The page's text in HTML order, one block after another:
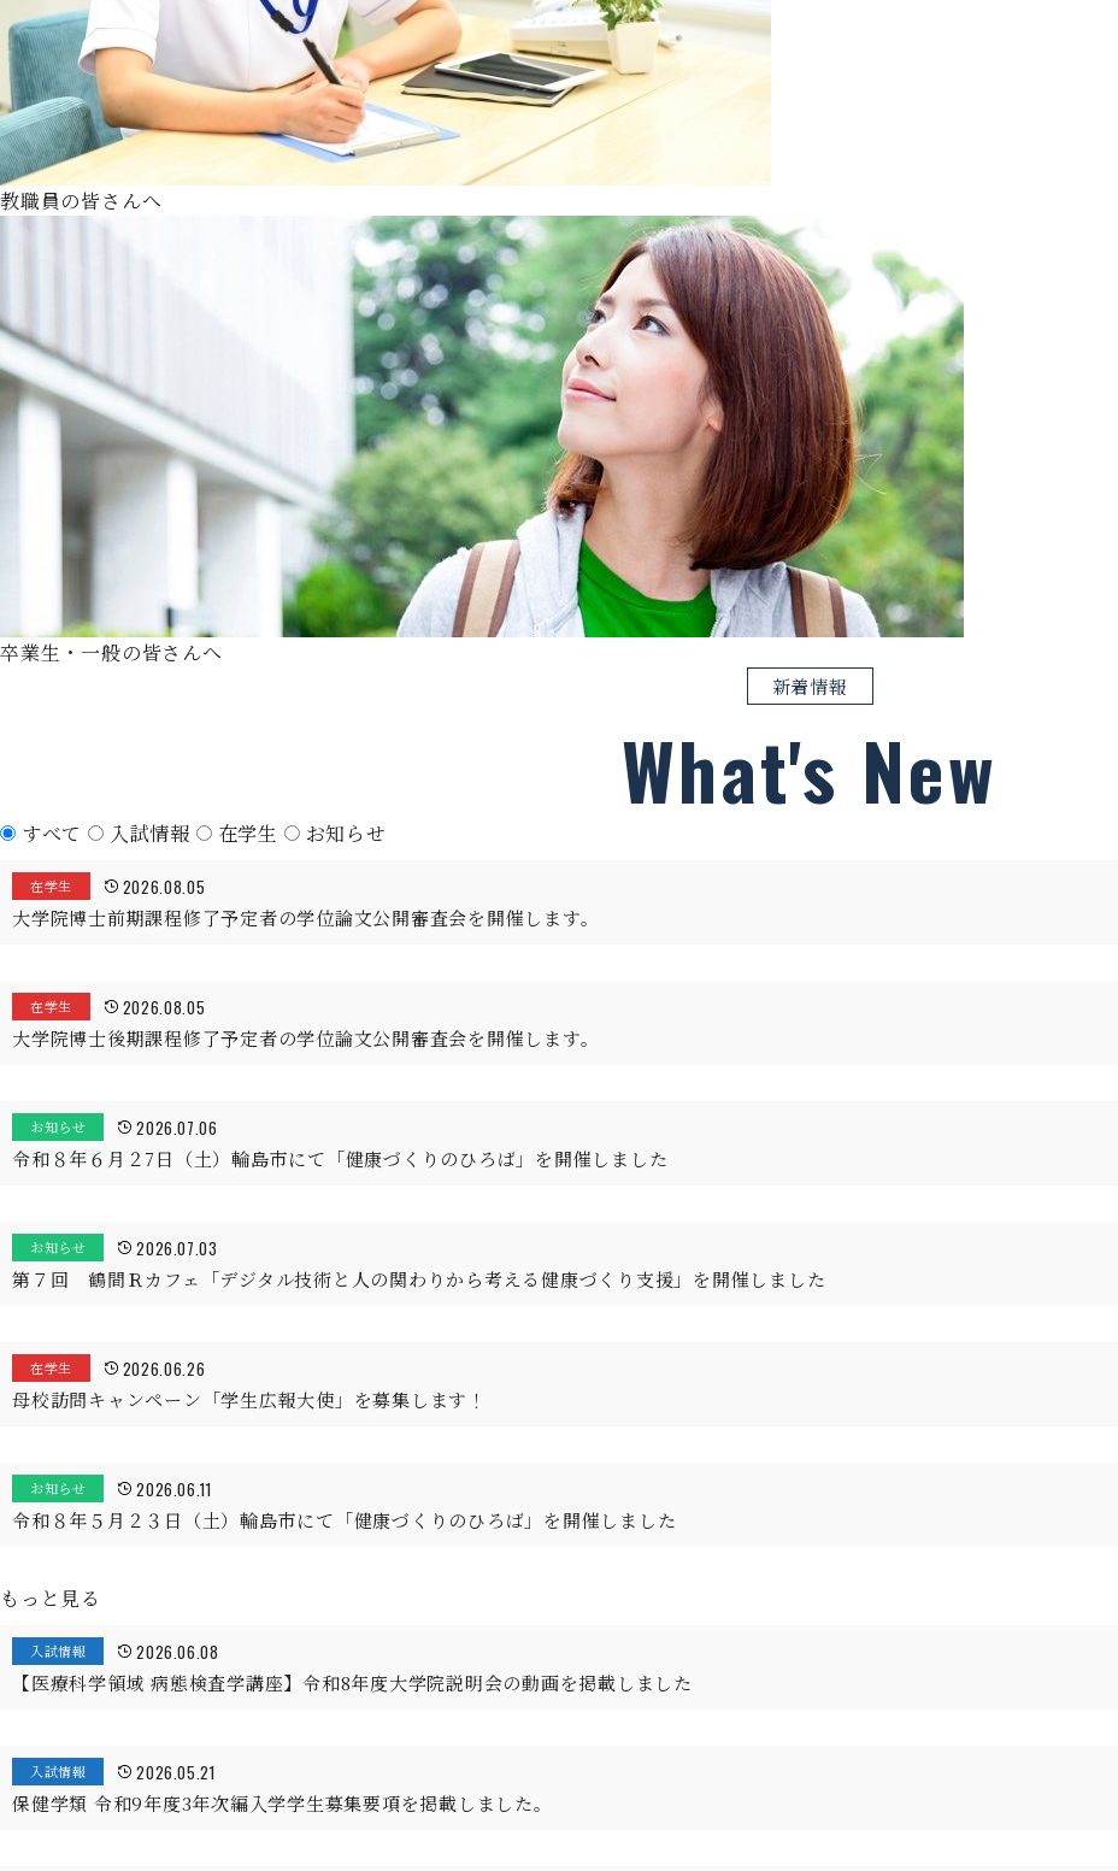
教職員の皆さんへ
卒業生・一般の皆さんへ
新着情報
What's New
すべて 入試情報 在学生 お知らせ
在学生 2026.08.05
大学院博士前期課程修了予定者の学位論文公開審査会を開催します。
在学生 2026.08.05
大学院博士後期課程修了予定者の学位論文公開審査会を開催します。
お知らせ 2026.07.06
令和８年６月２7日（土）輪島市にて「健康づくりのひろば」を開催しました
お知らせ 2026.07.03
第７回 鶴間Ｒカフェ「デジタル技術と人の関わりから考える健康づくり支援」を開催しました
在学生 2026.06.26
母校訪問キャンペーン「学生広報大使」を募集します！
お知らせ 2026.06.11
令和８年５月２３日（土）輪島市にて「健康づくりのひろば」を開催しました
もっと見る
入試情報 2026.06.08
【医療科学領域 病態検査学講座】令和8年度大学院説明会の動画を掲載しました
入試情報 2026.05.21
保健学類 令和9年度3年次編入学学生募集要項を掲載しました。